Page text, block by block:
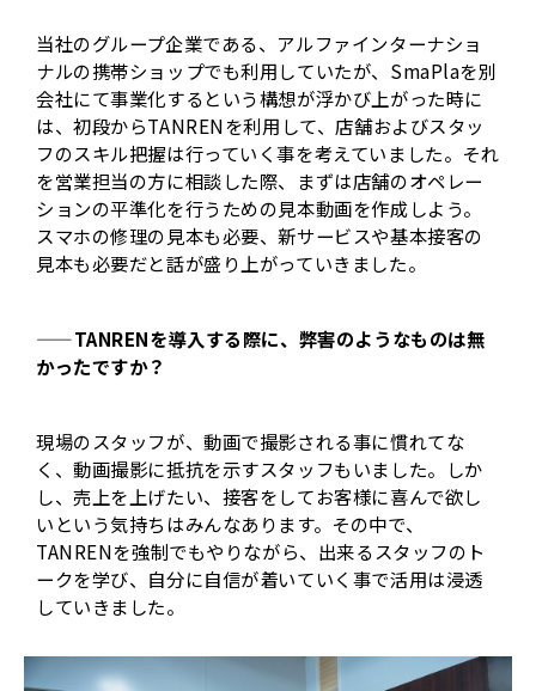
当社のグループ企業である、アルファインターナショ
ナルの携帯ショップでも利用していたが、SmaPlaを別
会社にて事業化するという構想が浮かび上がった時に
は、初段からTANRENを利用して、店舗およびスタッ
フのスキル把握は行っていく事を考えていました。それ
を営業担当の方に相談した際、まずは店舗のオペレー
ションの平準化を行うための見本動画を作成しよう。
スマホの修理の見本も必要、新サービスや基本接客の
見本も必要だと話が盛り上がっていきました。
——TANRENを導入する際に、弊害のようなものは無
かったですか？
現場のスタッフが、動画で撮影される事に慣れてな
く、動画撮影に抵抗を示すスタッフもいました。しか
し、売上を上げたい、接客をしてお客様に喜んで欲し
いという気持ちはみんなあります。その中で、
TANRENを強制でもやりながら、出来るスタッフのト
ークを学び、自分に自信が着いていく事で活用は浸透
していきました。